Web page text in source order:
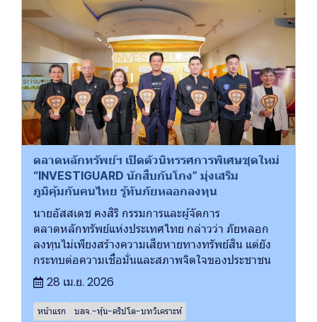
ตลาดหลักทรัพย์ฯ เปิดตัวนิทรรศการพิเศษชุดใหม่
“INVESTIGUARD นักสืบกันโกง” มุ่งเสริม
ภูมิคุ้มกันคนไทย รู้ทันภัยหลอกลงทุน
นายอัสสเดช คงสิริ กรรมการและผู้จัดการ
ตลาดหลักทรัพย์แห่งประเทศไทย กล่าวว่า ภัยหลอก
ลงทุนไม่เพียงสร้างความเสียหายทางทรัพย์สิน แต่ยัง
กระทบต่อความเชื่อมั่นและสภาพจิตใจของประชาชน
28 เม.ย. 2026
หน้าแรก บลจ.-หุ้น-คริปโต-บทวิเคราะห์